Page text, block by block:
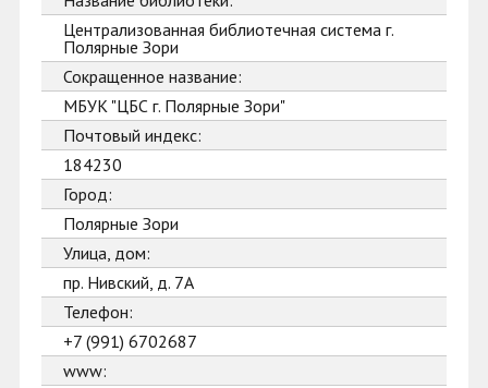
Централизованная библиотечная система г.
Полярные Зори
Сокращенное название:
МБУК "ЦБС г. Полярные Зори"
Почтовый индекс:
184230
Город:
Полярные Зори
Улица, дом:
пр. Нивский, д. 7А
Телефон:
+7 (991) 6702687
www: